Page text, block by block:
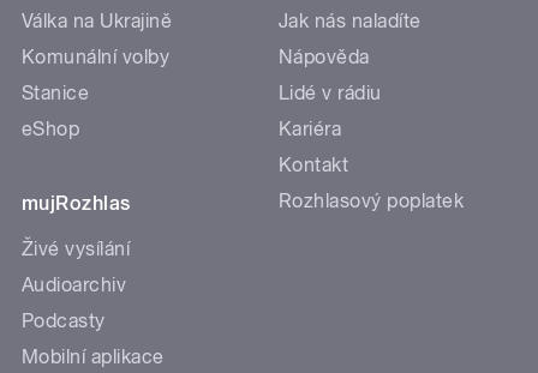
Válka na Ukrajině
Komunální volby
Stanice
eShop
mujRozhlas
Živé vysílání
Audioarchiv
Podcasty
Mobilní aplikace
Jak nás naladíte
Nápověda
Lidé v rádiu
Kariéra
Kontakt
Rozhlasový poplatek